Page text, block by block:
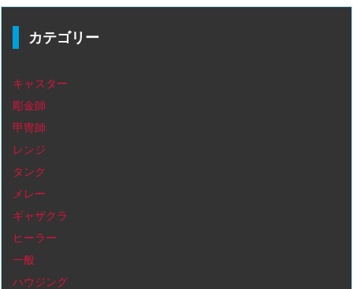
カテゴリー
キャスター
彫金師
甲冑師
レンジ
タンク
メレー
ギャザクラ
ヒーラー
一般
ハウジング